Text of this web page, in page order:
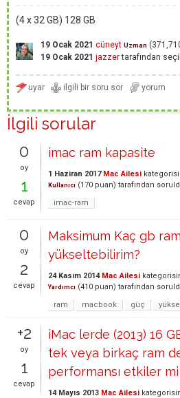
(4 x 32 GB) 128 GB
19 Ocak 2021 cüneyt Uzman (
19 Ocak 2021 jazzertarafından
İlgili sorular
0
oy
1
cevap
imac ram kapasite
1 Haziran 2017 Mac Ailesi
Kullanıcı (170 puan) tarafından
imac-ram
0
oy
2
cevap
Maksimum Kaç gb
yükseltebilirim?
24 Kasım 2014 Mac Ailesi
Yardımcı (410 puan) tarafından
ram
macbook güç
+2
oy
1
cevap
iMac lerde (2013) 16
tek veya birkaç ram
performansı etkiler mi
14 Mayıs 2013 Mac Ailesi